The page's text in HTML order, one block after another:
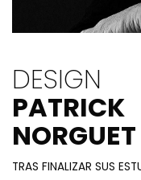
DESIGN
PATRICK
NORGUET
TRAS FINALIZAR SUS